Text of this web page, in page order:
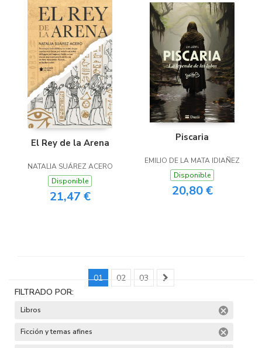
El Rey de la Arena
NATALIA SUÁREZ ACERO
Disponible
21,47 €
Piscaria
EMILIO DE LA MATA IDIAÑEZ
Disponible
20,80 €
01 02
03
FILTRADO POR:
Libros
Ficción y temas afines